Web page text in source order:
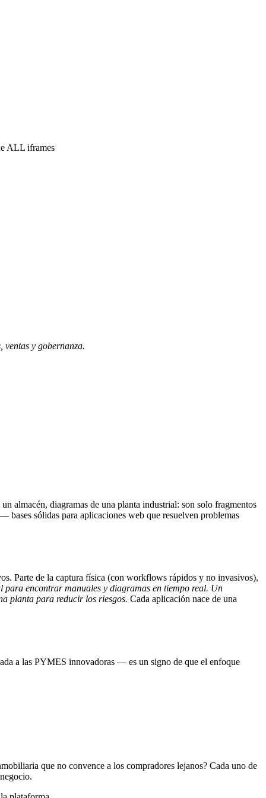
ALL iframes
ventas y gobernanza.
almacén, diagramas de una planta industrial: son solo fragmentos
bases sólidas para aplicaciones web que resuelven problemas
Parte de la captura física (con workflows rápidos y no invasivos),
para encontrar manuales y diagramas en tiempo real. Un
planta para reducir los riesgos. Cada aplicación nace de una
a las PYMES innovadoras — es un signo de que el enfoque
que no convence a los compradores lejanos? Cada uno de